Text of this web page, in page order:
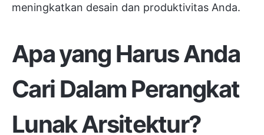
meningkatkan desain dan produktivitas Anda.
Apa yang Harus Anda
Cari Dalam Perangkat
Lunak Arsitektur?